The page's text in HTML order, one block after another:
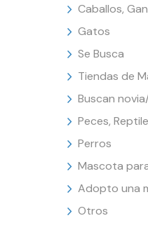
Caballos,
Gatos
Se Busca
Tiendas de
Buscan
Peces,
Perros
Mascota
Adopto una
Otros